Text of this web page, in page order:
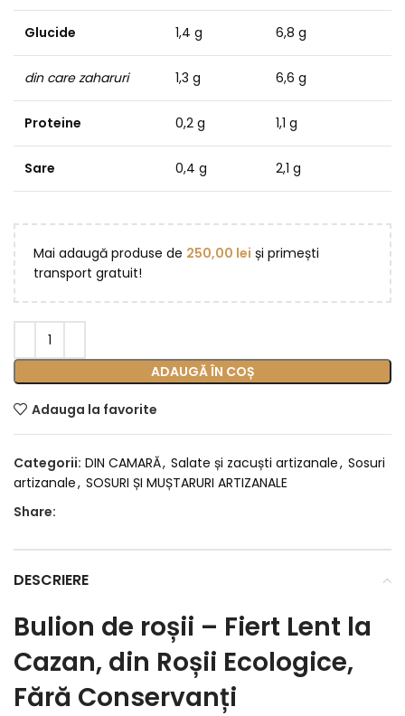
Glucide 1,4 g 6,8 g
din care zaharuri 1,3 g 6,6 g
Proteine 0,2 g 1,1 g
Sare 0,4 g 2,1 g
Mai adaugă produse de 250,00 lei și primești
transport gratuit!
ADAUGĂ ÎN COȘ
Adauga la favorite
Categorii: DIN CAMARĂ, Salate și zacuști artizanale, Sosuri
artizanale, SOSURI ȘI MUȘTARURI ARTIZANALE
Share:
DESCRIERE
Bulion de roșii – Fiert Lent la
Cazan, din Roșii Ecologice,
Fără Conservanți